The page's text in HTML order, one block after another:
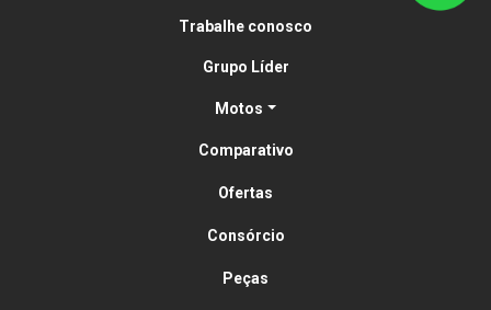
Trabalhe conosco
Grupo Líder
Motos
Comparativo
Ofertas
Consórcio
Peças